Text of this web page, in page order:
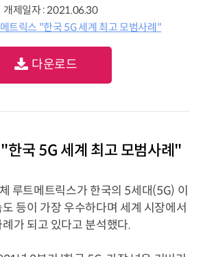
개제일자 : 2021.06.30
트릭스 "한국 5G 세계 최고 모범사례"
다운로드
한국 5G 세계 최고 모범사례"
루트메트릭스가 한국의 5세대(5G) 이
등이 가장 우수하다며 세계 시장에서
가 되고 있다고 분석했다.